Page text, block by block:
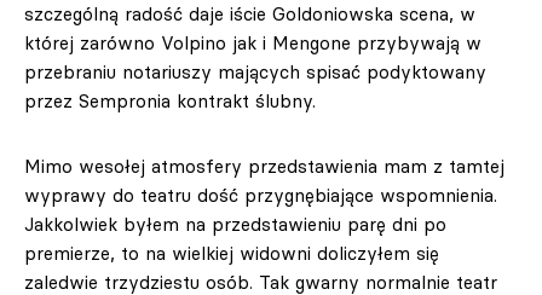
szczególną radość daje iście Goldoniowska scena, w
której zarówno Volpino jak i Mengone przybywają w
przebraniu notariuszy mających spisać podyktowany
przez Sempronia kontrakt ślubny.
Mimo wesołej atmosfery przedstawienia mam z tamtej
wyprawy do teatru dość przygnębiające wspomnienia.
Jakkolwiek byłem na przedstawieniu parę dni po
premierze, to na wielkiej widowni doliczyłem się
zaledwie trzydziestu osób. Tak gwarny normalnie teatr